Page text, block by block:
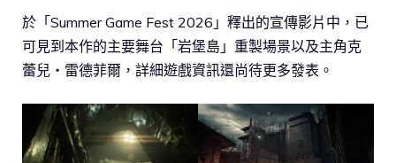
於「Summer Game Fest 2026」釋出的宣傳影片中，已
可見到本作的主要舞台「岩堡島」重製場景以及主角克
蕾兒・雷德菲爾，詳細遊戲資訊還尚待更多發表。